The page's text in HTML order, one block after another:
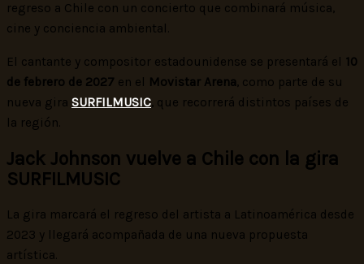
regreso a Chile con un concierto que combinará música,
cine y conciencia ambiental.
El cantante y compositor estadounidense se presentará el 10
de febrero de 2027 en el Movistar Arena, como parte de su
nueva gira SURFILMUSIC, que recorrerá distintos países de
la región.
Jack Johnson vuelve a Chile con la gira
SURFILMUSIC
La gira marcará el regreso del artista a Latinoamérica desde
2023 y llegará acompañada de una nueva propuesta
artística.